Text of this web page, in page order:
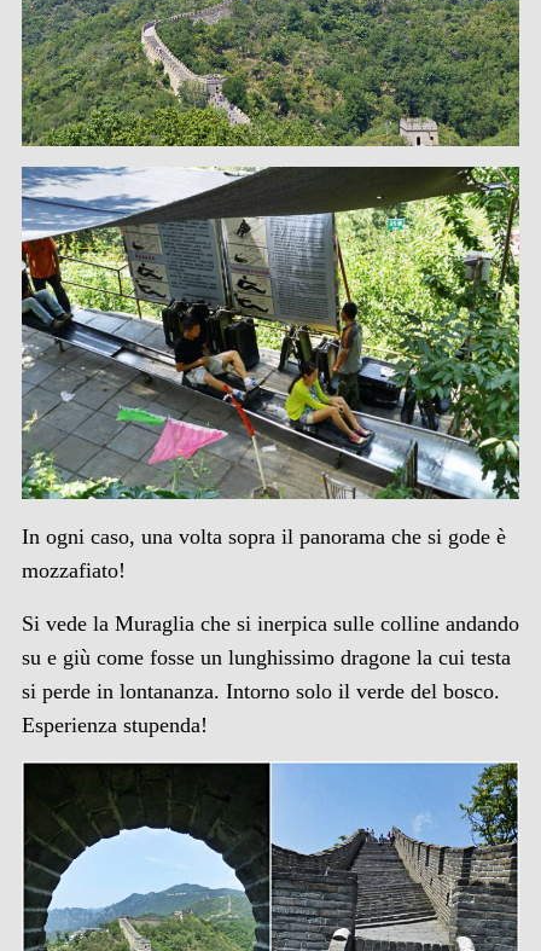
In ogni caso, una volta sopra il panorama che si gode è
mozzafiato!
Si vede la Muraglia che si inerpica sulle colline andando
su e giù come fosse un lunghissimo dragone la cui testa
si perde in lontananza. Intorno solo il verde del bosco.
Esperienza stupenda!